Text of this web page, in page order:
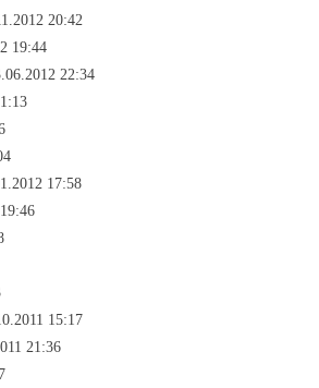
20:42
19:44
22:34
17:58
15:17
21:36